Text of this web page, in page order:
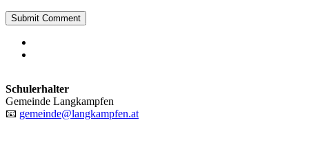
Schulerhalter
Gemeinde Langkampfen
📧 gemeinde@langkampfen.at